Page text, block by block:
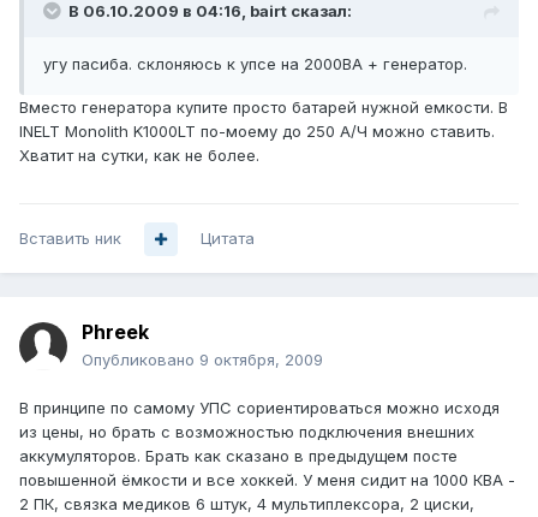
В 06.10.2009 в 04:16, bairt сказал:
угу пасиба. склоняюсь к упсе на 2000ВА + генератор.
Вместо генератора купите просто батарей нужной емкости. В
INELT Monolith K1000LT по-моему до 250 А/Ч можно ставить.
Хватит на сутки, как не более.
Вставить ник Цитата
Phreek
Опубликовано 9 октября, 2009
В принципе по самому УПС сориентироваться можно исходя
из цены, но брать с возможностью подключения внешних
аккумуляторов. Брать как сказано в предыдущем посте
повышенной ёмкости и все хоккей. У меня сидит на 1000 КВА -
2 ПК, связка медиков 6 штук, 4 мультиплексора, 2 циски,